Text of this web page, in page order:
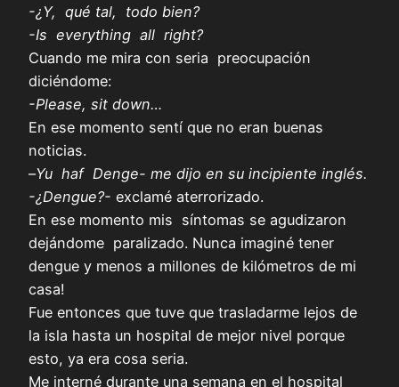
-¿Y, qué tal, todo bien?
-Is everything all right?
Cuando me mira con seria preocupación
diciéndome:
-Please, sit down…
En ese momento sentí que no eran buenas
noticias.
–Yu haf Denge- me dijo en su incipiente inglés.
-¿Dengue?- exclamé aterrorizado.
En ese momento mis síntomas se agudizaron
dejándome paralizado. Nunca imaginé tener
dengue y menos a millones de kilómetros de mi
casa!
Fue entonces que tuve que trasladarme lejos de
la isla hasta un hospital de mejor nivel porque
esto, ya era cosa seria.
Me interné durante una semana en el hospital